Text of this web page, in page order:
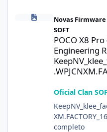
Novas
SOFT
POCO X8
Engineering
Oficial Clan
completo